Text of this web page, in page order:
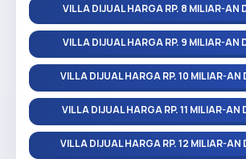
VILLA DIJUAL HARGA RP. 8 MILIAR-AN
VILLA DIJUAL HARGA RP. 9 MILIAR-AN
VILLA DIJUAL HARGA RP. 10 MILIAR-AN
VILLA DIJUAL HARGA RP. 11 MILIAR-AN
VILLA DIJUAL HARGA RP. 12 MILIAR-AN